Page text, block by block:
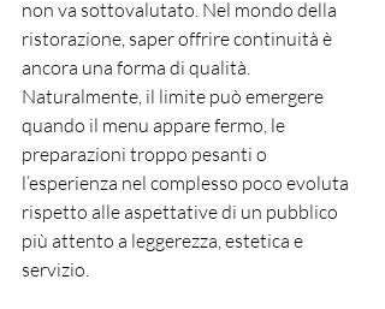
non va sottovalutato. Nel mondo della
ristorazione, saper offrire continuità è
ancora una forma di qualità.
Naturalmente, il limite può emergere
quando il menu appare fermo, le
preparazioni troppo pesanti o
l’esperienza nel complesso poco evoluta
rispetto alle aspettative di un pubblico
più attento a leggerezza, estetica e
servizio.